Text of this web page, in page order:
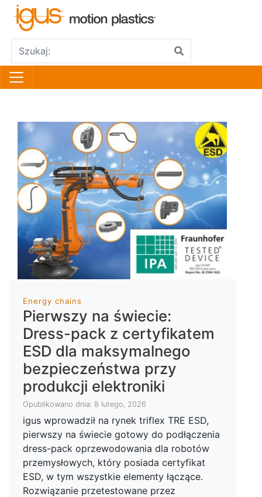
Energy chains
Pierwszy na świecie:
Dress-pack z certyfikatem
ESD dla maksymalnego
bezpieczeństwa przy
produkcji elektroniki
Opublikowano dnia: 8 lutego, 2026
igus wprowadził na rynek triflex TRE ESD,
pierwszy na świecie gotowy do podłączenia
dress-pack oprzewodowania dla robotów
przemysłowych, który posiada certyfikat
ESD, w tym wszystkie elementy łączące.
Rozwiązanie przetestowane przez